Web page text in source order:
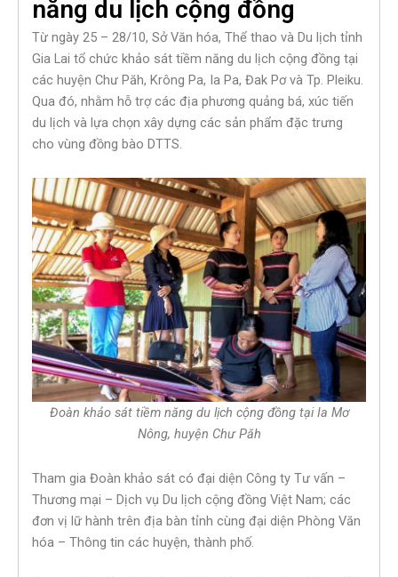
năng du lịch cộng đồng
Từ ngày 25 – 28/10, Sở Văn hóa, Thể thao và Du lịch tỉnh
Gia Lai tổ chức khảo sát tiềm năng du lịch cộng đồng tại
các huyện Chư Păh, Krông Pa, Ia Pa, Đak Pơ và Tp. Pleiku.
Qua đó, nhằm hỗ trợ các địa phương quảng bá, xúc tiến
du lịch và lựa chọn xây dựng các sản phẩm đặc trưng
cho vùng đồng bào DTTS.
Đoàn khảo sát tiềm năng du lịch cộng đồng tại Ia Mơ
Nông, huyện Chư Păh
Tham gia Đoàn khảo sát có đại diện Công ty Tư vấn –
Thương mại – Dịch vụ Du lịch cộng đồng Việt Nam; các
đơn vị lữ hành trên địa bàn tỉnh cùng đại diện Phòng Văn
hóa – Thông tin các huyện, thành phố.